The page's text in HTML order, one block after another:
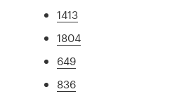
1413
1804
649
836